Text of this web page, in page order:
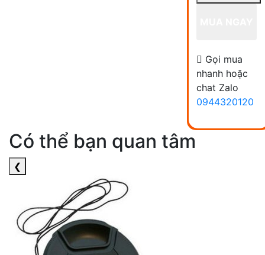
Gọi mua
nhanh hoặc
chat Zalo
0944320120
Có thể bạn quan tâm
❮